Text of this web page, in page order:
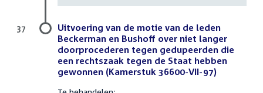
Uitvoering van de motie van de leden
Beckerman en Bushoff over niet langer
doorprocederen tegen gedupeerden die
een rechtszaak tegen de Staat hebben
gewonnen (Kamerstuk 36600-VII-97)
37